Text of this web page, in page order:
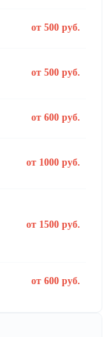
от 500 руб.
от 500 руб.
от 600 руб.
от 1000 руб.
от 1500 руб.
от 600 руб.